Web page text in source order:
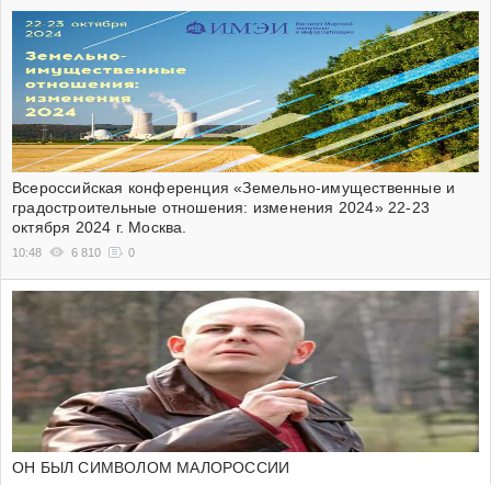
Всероссийская конференция «Земельно-имущественные и
градостроительные отношения: изменения 2024» 22-23
октября 2024 г. Москва.
10:48 6 810 0
ОН БЫЛ СИМВОЛОМ МАЛОРОССИИ